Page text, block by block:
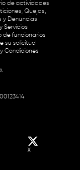
de actividades
Quejas,
y Denuncias
Servicios
de funcionarios
su solicitud
y Condiciones
X